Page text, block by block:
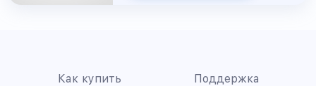
Как купить Поддержка